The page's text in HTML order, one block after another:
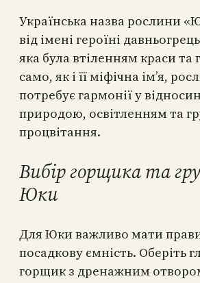
Українська назва рослини
від імені героїні
яка була втіленням краси та
само, як і її міфічна ім’я,
потребує гармонії у
природою, освітленням та
процвітання.
Вибір горщика та
Юки
Для Юки важливо мати
посадкову ємність. Оберіть
горщик з дренажним